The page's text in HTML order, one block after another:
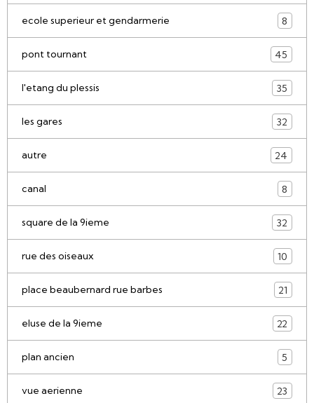
ecole superieur et gendarmerie 8
pont tournant 45
l'etang du plessis 35
les gares 32
autre 24
canal 8
square de la 9ieme 32
rue des oiseaux 10
place beaubernard rue barbes 21
eluse de la 9ieme 22
plan ancien 5
vue aerienne 23